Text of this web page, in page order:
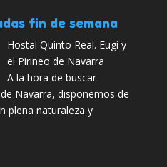
fin de semana
Hostal Quinto Real. Eugi y
el Pirineo de Navarra
A la hora de buscar
Navarra, disponemos de
plena naturaleza y